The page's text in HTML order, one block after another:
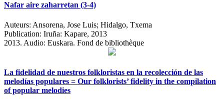
Nafar aire zaharretan (3-4)
Auteurs: Ansorena, Jose Luis; Hidalgo, Txema
Publication: Iruña: Kapare, 2013
2013. Audio: Euskara. Fond de bibliothèque
La fidelidad de nuestros folkloristas en la recolección de las
melodías populares = Our folklorists’ fidelity in the compilation
of popular melodies